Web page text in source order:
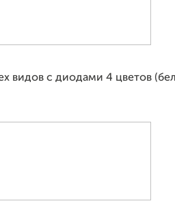
видов с диодами 4 цветов